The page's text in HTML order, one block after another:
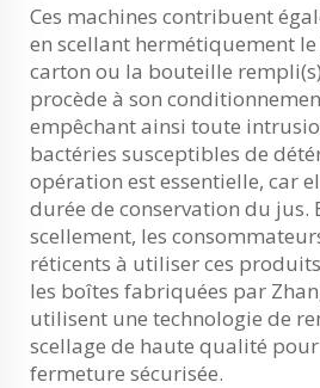
Ces machines contribuent
en scellant hermétiquement
carton ou la bouteille
procède à son
empêchant ainsi toute
bactéries susceptibles de
opération est essentielle, car
durée de conservation du jus.
scellement, les
réticents à utiliser ces
les boîtes fabriquées par
utilisent une technologie de
scellage de haute qualité
fermeture sécurisée.